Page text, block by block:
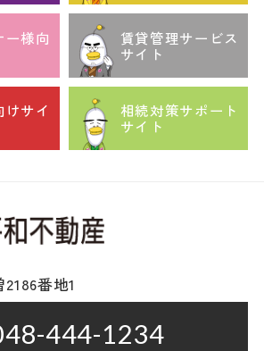
ー様向
賃貸管理サービス
サイト
けサイ
相続対策サポート
サイト
番地1
444-1234